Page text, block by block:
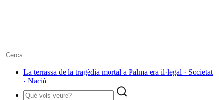
La terrassa de la tragèdia mortal a Palma era il·legal · Societat
· Nació